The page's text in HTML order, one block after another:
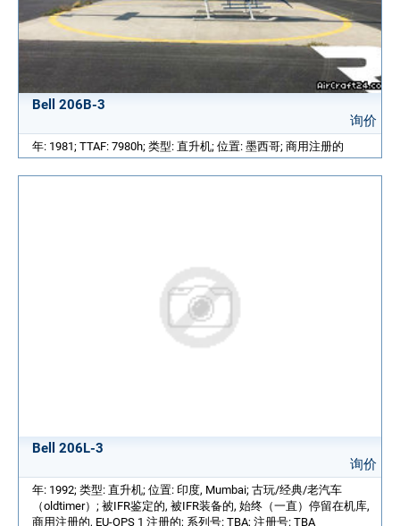
Bell 206B-3
询价
年: 1981; TTAF: 7980h; 类型: 直升机; 位置: 墨西哥; 商用注册的
Bell 206L-3
询价
年: 1992; 类型: 直升机; 位置: 印度, Mumbai; 古玩/经典/老汽车
（oldtimer）; 被IFR鉴定的, 被IFR装备的, 始终（一直）停留在机库,
商用注册的, EU-OPS 1 注册的; 系列号: TBA; 注册号: TBA